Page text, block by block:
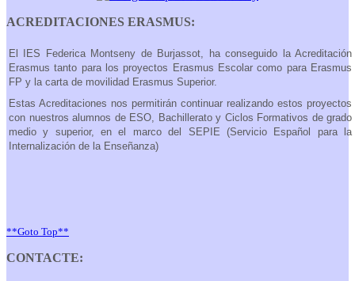
ACREDITACIONES ERASMUS:
El IES Federica Montseny de Burjassot, ha conseguido la Acreditación
Erasmus tanto para los proyectos Erasmus Escolar como para Erasmus
FP y la carta de movilidad Erasmus Superior.
Estas Acreditaciones nos permitirán continuar realizando estos proyectos
con nuestros alumnos de ESO, Bachillerato y Ciclos Formativos de grado
medio y superior, en el marco del SEPIE (Servicio Español para la
Internalización de la Enseñanza)
**Goto Top**
CONTACTE: